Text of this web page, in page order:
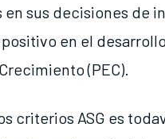
sus decisiones de
en el
(PEC).
criterios ASG es